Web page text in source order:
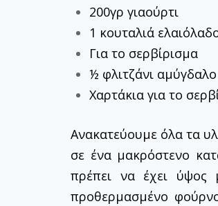
200γρ γιαούρτι
1 κουταλιά
Για το σερβίρισμα
½ φλιτζάνι
Χαρτάκια για το
Ανακατεύουμε όλα τα
σε ένα μακρόστενο
πρέπει να έχει
προθερμασμένο